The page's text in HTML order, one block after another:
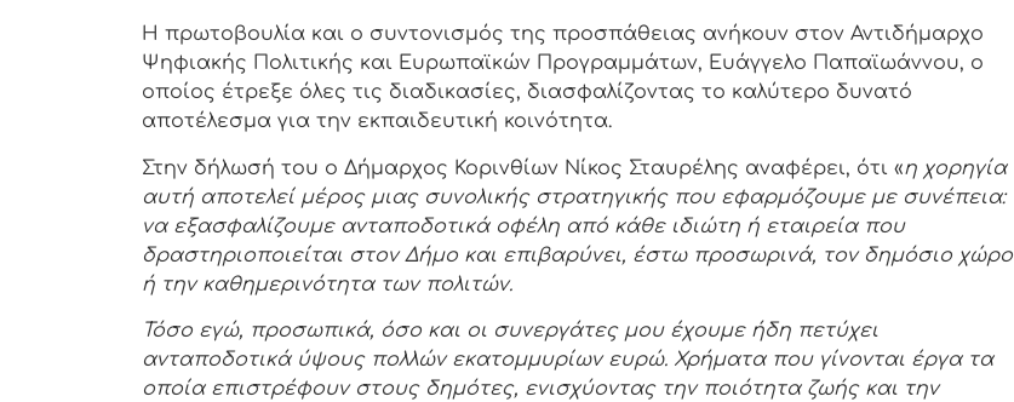
Η πρωτοβουλία και ο συντονισμός της προσπάθειας ανήκουν στον Αντιδήμαρχο
Ψηφιακής Πολιτικής και Ευρωπαϊκών Προγραμμάτων, Ευάγγελο Παπαϊωάννου, ο
οποίος έτρεξε όλες τις διαδικασίες, διασφαλίζοντας το καλύτερο δυνατό
αποτέλεσμα για την εκπαιδευτική κοινότητα.
Στην δήλωσή του ο Δήμαρχος Κορινθίων Νίκος Σταυρέλης αναφέρει, ότι «η χορηγία
αυτή αποτελεί μέρος μιας συνολικής στρατηγικής που εφαρμόζουμε με συνέπεια:
να εξασφαλίζουμε ανταποδοτικά οφέλη από κάθε ιδιώτη ή εταιρεία που
δραστηριοποιείται στον Δήμο και επιβαρύνει, έστω προσωρινά, τον δημόσιο χώρο
ή την καθημερινότητα των πολιτών.
Τόσο εγώ, προσωπικά, όσο και οι συνεργάτες μου έχουμε ήδη πετύχει
ανταποδοτικά ύψους πολλών εκατομμυρίων ευρώ. Χρήματα που γίνονται έργα τα
οποία επιστρέφουν στους δημότες, ενισχύοντας την ποιότητα ζωής και την